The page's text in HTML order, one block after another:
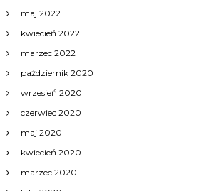
maj 2022
kwiecień 2022
marzec 2022
październik 2020
wrzesień 2020
czerwiec 2020
maj 2020
kwiecień 2020
marzec 2020